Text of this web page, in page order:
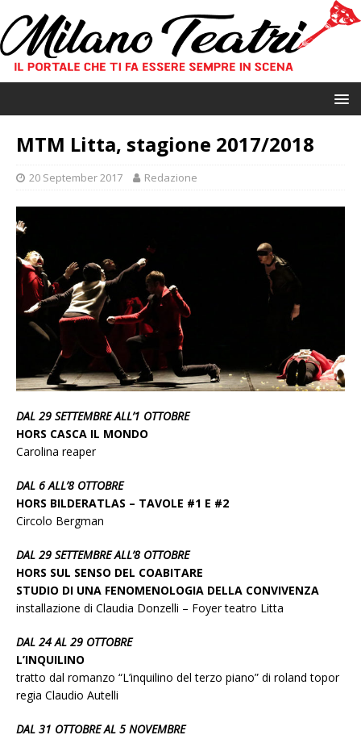
MTM Litta, stagione 2017/2018
20 September 2017 Redazione
DAL 29 SETTEMBRE ALL’1 OTTOBRE
HORS CASCA IL MONDO
Carolina reaper
DAL 6 ALL’8 OTTOBRE
HORS BILDERATLAS – TAVOLE #1 E #2
Circolo Bergman
DAL 29 SETTEMBRE ALL’8 OTTOBRE
HORS SUL SENSO DEL COABITARE
STUDIO DI UNA FENOMENOLOGIA DELLA CONVIVENZA
installazione di Claudia Donzelli – Foyer teatro Litta
DAL 24 AL 29 OTTOBRE
L’INQUILINO
tratto dal romanzo “L’inquilino del terzo piano” di roland topor
regia Claudio Autelli
DAL 31 OTTOBRE AL 5 NOVEMBRE